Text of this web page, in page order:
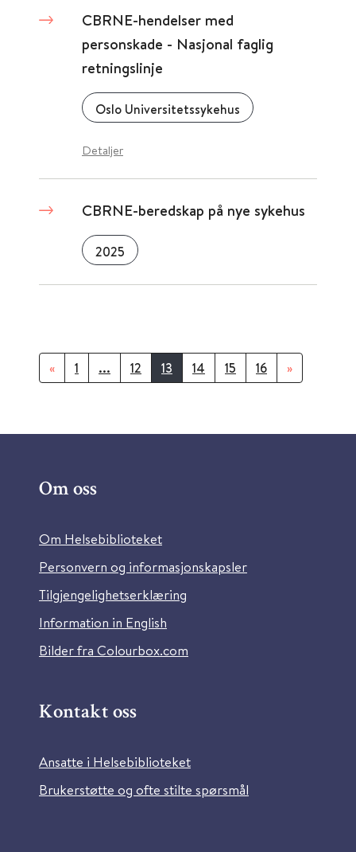
CBRNE-hendelser med
personskade - Nasjonal faglig
retningslinje
Oslo Universitetssykehus
Detaljer
CBRNE-beredskap på nye sykehus
2025
« 1 ... 12 13 14 15 16 »
Om oss
Om Helsebiblioteket
Personvern og informasjonskapsler
Tilgjengelighetserklæring
Information in English
Bilder fra Colourbox.com
Kontakt oss
Ansatte i Helsebiblioteket
Brukerstøtte og ofte stilte spørsmål